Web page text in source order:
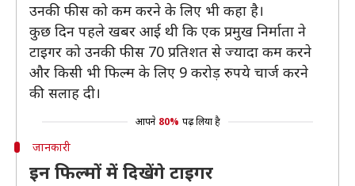
उनकी फीस को कम करने के लिए भी कहा है।
कुछ दिन पहले खबर आई थी कि एक प्रमुख निर्माता ने
टाइगर को उनकी फीस 70 प्रतिशत से ज्यादा कम करने
और किसी भी फिल्म के लिए 9 करोड़ रुपये चार्ज करने
की सलाह दी।
आपने 80% पढ़ लिया है
जानकारी
इन फिल्मों में दिखेंगे टाइगर